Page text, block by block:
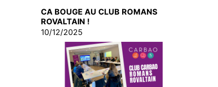
CA BOUGE AU CLUB ROMANS
ROVALTAIN !
10/12/2025